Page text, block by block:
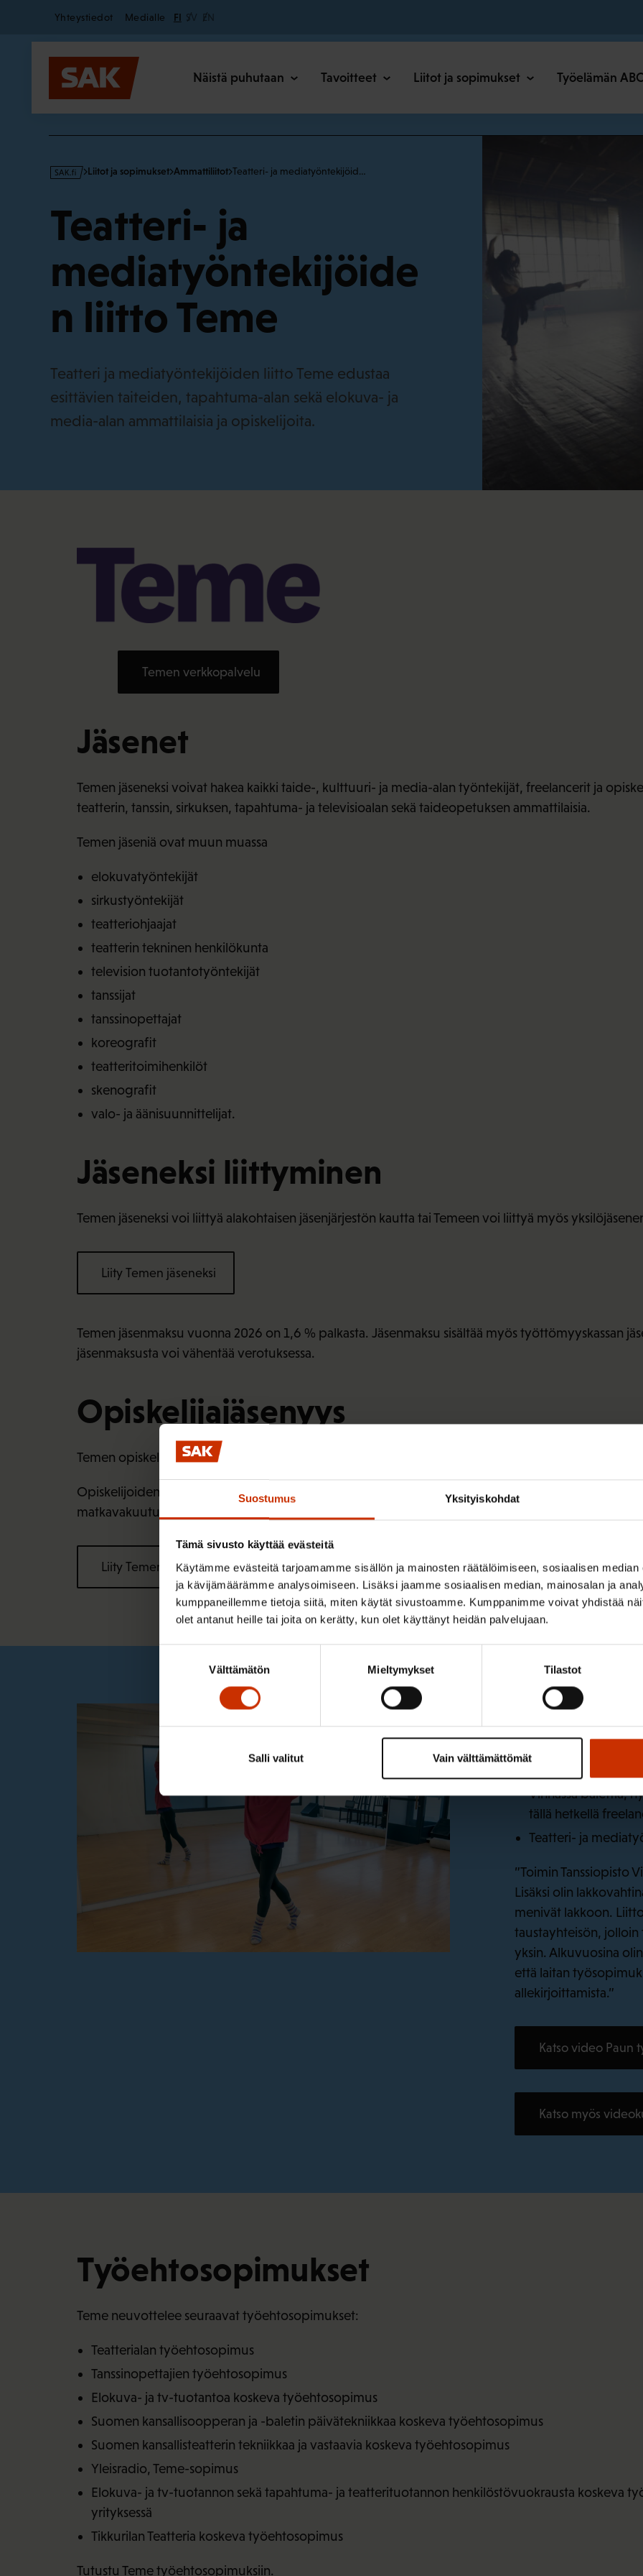
Suostumus Yksityiskohdat
Tämä sivusto käyttää evästeitä
Käytämme evästeitä tarjoamamme sisällön ja mainosten räätälöimiseen, sosiaalisen
ja kävijämäärämme analysoimiseen. Lisäksi jaamme sosiaalisen median, mainosalan ja
kumppaneillemme tietoja siitä, miten käytät sivustoamme. Kumppanimme voivat yhdistää
olet antanut heille tai joita on kerätty, kun olet käyttänyt heidän palvelujaan.
Välttämätön Mieltymykset Tilastot
Vain välttämättömät
Salli valitut
Secondary
Yhteystiedot Medialle FI SV EN
Näistä puhutaan Tavoitteet Liitot ja sopimukset Työelämän ABC
s
·
Liitot ja sopimukset Ammattiliitot Teatteri- ja mediatyöntekijöid…
Teatteri- ja
mediatyöntekijöide
n liitto Teme
Teatteri ja mediatyöntekijöiden liitto Teme edustaa
esittävien taiteiden, tapahtuma-alan sekä elokuva- ja
media-alan ammattilaisia ja opiskelijoita.
Temen verkkopalvelu
Jäsenet
Temen jäseneksi voivat hakea kaikki taide-, kulttuuri- ja media-alan työntekijät, freelancerit ja
teatterin, tanssin, sirkuksen, tapahtuma- ja televisioalan sekä taideopetuksen ammattilaisia.
Temen jäseniä ovat muun muassa
elokuvatyöntekijät
sirkustyöntekijät
teatteriohjaajat
teatterin tekninen henkilökunta
television tuotantotyöntekijät
tanssijat
tanssinopettajat
koreografit
teatteritoimihenkilöt
skenografit
valo- ja äänisuunnittelijat.
Jäseneksi liittyminen
Temen jäseneksi voi liittyä alakohtaisen jäsenjärjestön kautta tai Temeen voi liittyä myös
Liity Temen jäseneksi
Temen jäsenmaksu vuonna 2026 on 1,6 % palkasta. Jäsenmaksu sisältää myös työttömyyskassan
jäsenmaksusta voi vähentää verotuksessa.
Opiskelijajäsenyys
Temen opiskelijajäseneksi voivat liittyä kaikki taide-, kulttuuri- ja media-alan opiskelijat.
Opiskelijoiden jäsenmaksu on 38 euroa vuodessa. Opiskelijajäsen saa jäsenetuja, apua ja
matkavakuutusta.
Liity Temen opiskelijajäseneksi
Pau Kettunen (39
Tanssinopettaja ja
Vinhassa balettia,
tällä hetkellä
Teatteri- ja
”Toimin Tanssiopisto
Lisäksi olin
menivät lakkoon.
taustayhteisön,
yksin. Alkuvuosina
että laitan
allekirjoittamista.”
Katso video Paun
Katso myös
Työehtosopimukset
Teme neuvottelee seuraavat työehtosopimukset:
Teatterialan työehtosopimus
Tanssinopettajien työehtosopimus
Elokuva- ja tv-tuotantoa koskeva työehtosopimus
Suomen kansallisoopperan ja -baletin päivätekniikkaa koskeva työehtosopimus
Suomen kansallisteatterin tekniikkaa ja vastaavia koskeva työehtosopimus
Yleisradio, Teme-sopimus
Elokuva- ja tv-tuotannon sekä tapahtuma- ja teatterituotannon henkilöstövuokrausta koskeva
yrityksessä
Tikkurilan Teatteria koskeva työehtosopimus
Tutustu Teme työehtosopimuksiin.